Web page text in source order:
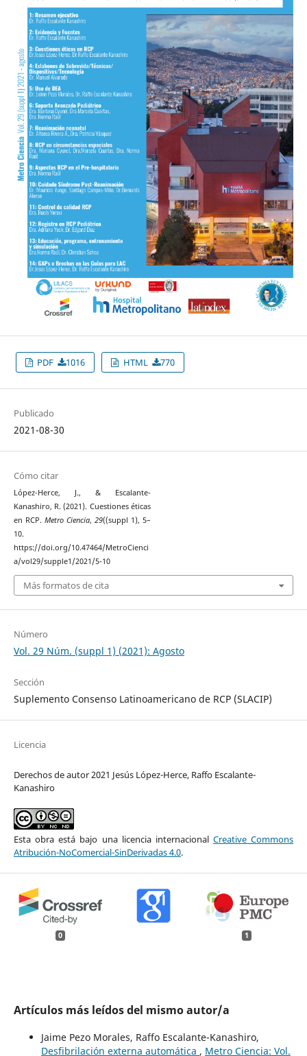
PDF 1016 HTML 770
Publicado
2021-08-30
Cómo citar
López-Herce, J., & Escalante-
Kanashiro, R. (2021). Cuestiones éticas
en RCP. Metro Ciencia, 29((suppl 1), 5–
10.
https://doi.org/10.47464/MetroCienci
a/vol29/supple1/2021/5-10
Más formatos de cita
Número
Vol. 29 Núm. (suppl 1) (2021): Agosto
Sección
Suplemento Consenso Latinoamericano de RCP (SLACIP)
Licencia
Derechos de autor 2021 Jesús López-Herce, Raffo Escalante-
Kanashiro
Esta obra está bajo una licencia internacional Creative Commons
Atribución-NoComercial-SinDerivadas 4.0.
0 1
Artículos más leídos del mismo autor/a
Jaime Pezo Morales, Raffo Escalante-Kanashiro,
Desfibrilación externa automática , Metro Ciencia: Vol.